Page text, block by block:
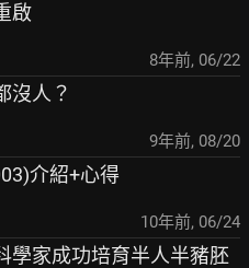
啟
8年前, 06/22
沒人？
9年前, 08/20
介紹+心得
10年前, 06/24
學家成功培育半人半豬胚